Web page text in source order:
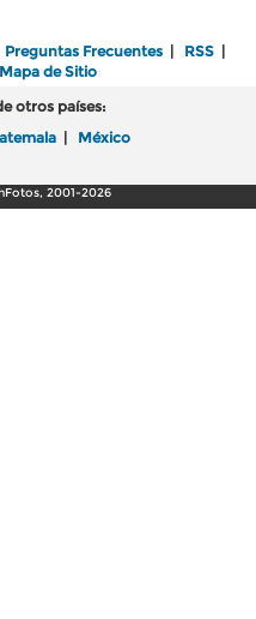
Preguntas Frecuentes | RSS |
Mapa de Sitio
otros países:
| México
2001-2026